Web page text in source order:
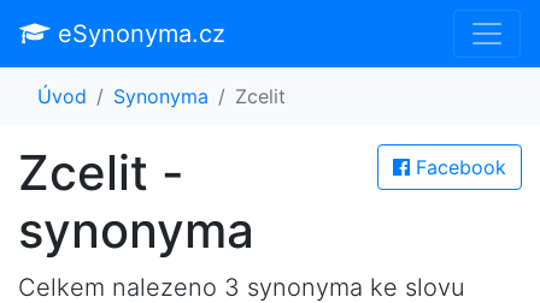
eSynonyma.cz
Úvod Synonyma Zcelit
Facebook
Zcelit -
synonyma
Celkem nalezeno 3 synonyma ke slovu